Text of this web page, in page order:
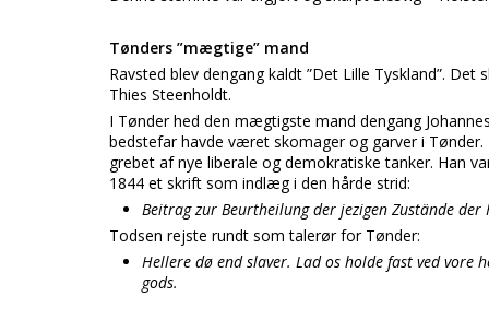
Tønders ”mægtige” mand
Ravsted blev dengang kaldt ”Det Lille Tyskland”.
Thies Steenholdt.
I Tønder hed den mægtigste mand dengang
bedstefar havde været skomager og garver i
grebet af nye liberale og demokratiske tanker. Han
1844 et skrift som indlæg i den hårde strid:
Beitrag zur Beurtheilung der jezigen Zustände
Todsen rejste rundt som talerør for Tønder:
Hellere dø end slaver. Lad os holde fast ved vore
gods.